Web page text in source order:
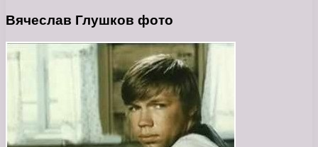
Вячеслав Глушков фото